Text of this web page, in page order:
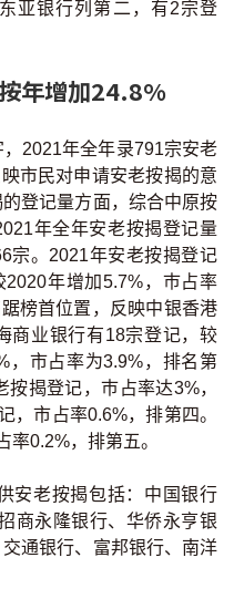
Broker Limited 版权所有
亚银行列第二，有2宗登
年增加24.8%
2021年全年录791宗安老
市民对申请安老按揭的意
登记量方面，综合中原按
年全年安老按揭登记量
宗。2021年安老按揭登记
年增加5.7%，巿占率
榜首位置，反映中银香港
商业银行有18宗登记，较
，市占率为3.9%，排名第
揭登记，巿占率达3%，
，市占率0.6%，排第四。
0.2%，排第五。
安老按揭包括：中国银行
商永隆银行、华侨永亨银
通银行、富邦银行、南洋